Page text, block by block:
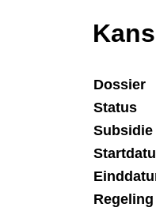
Dossier
Status
Subsidie
Regeling